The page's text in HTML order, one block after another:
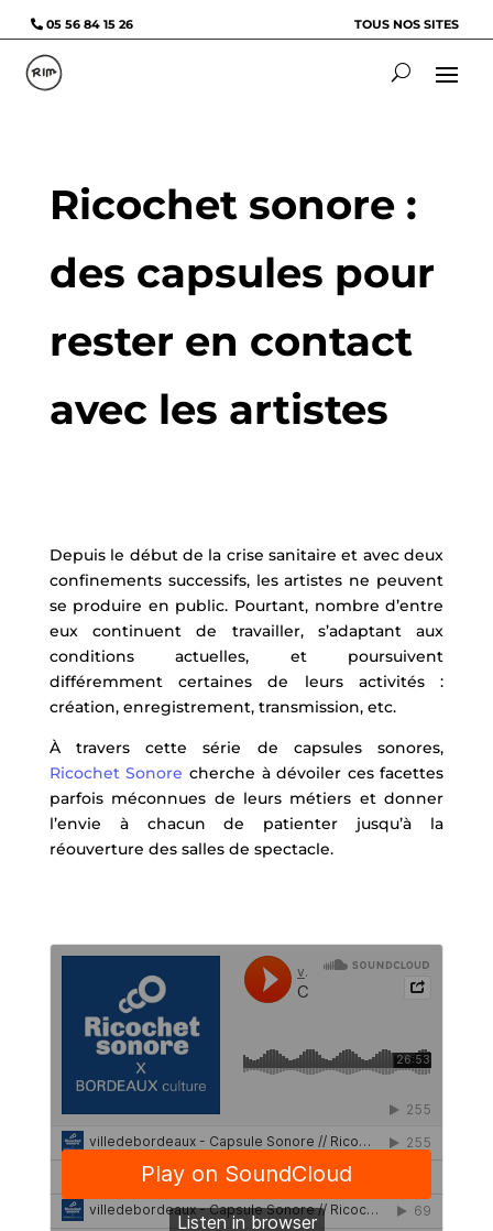
05 56 84 15 26 TOUS NOS SITES
Ricochet sonore :
des capsules pour
rester en contact
avec les artistes
Depuis le début de la crise sanitaire et avec deux
confinements successifs, les artistes ne peuvent
se produire en public. Pourtant, nombre d’entre
eux continuent de travailler, s’adaptant aux
conditions actuelles, et poursuivent
différemment certaines de leurs activités :
création, enregistrement, transmission, etc.
À travers cette série de capsules sonores,
Ricochet Sonore cherche à dévoiler ces facettes
parfois méconnues de leurs métiers et donner
l’envie à chacun de patienter jusqu’à la
réouverture des salles de spectacle.